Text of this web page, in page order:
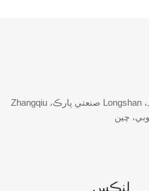
پتو: نمبر 24676، Panwang روڊ، Longshan صنعتي پارڪ، Zhangqiu
چين
لنڪس